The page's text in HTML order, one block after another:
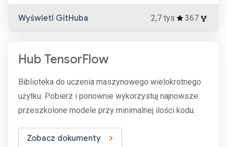
Wyświetl GitHuba 2,7 tys 367
Hub TensorFlow
Biblioteka do uczenia maszynowego wielokrotnego
użytku. Pobierz i ponownie wykorzystuj najnowsze
przeszkolone modele przy minimalnej ilości kodu.
Zobacz dokumenty